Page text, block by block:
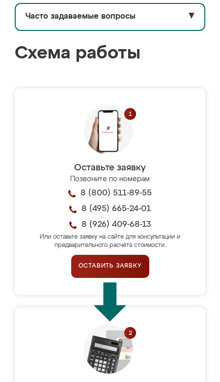
Часто задаваемые вопросы ▼
Схема работы
Оставьте заявку
Позвоните по номерам
8 (800) 511-89-55
8 (495) 665-24-01
8 (926) 409-68-13
Или оставьте заявку на сайте для консультации и
предварительного расчёта стоимости.
ОСТАВИТЬ ЗАЯВКУ